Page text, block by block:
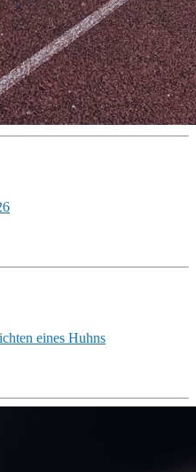
eines Huhns